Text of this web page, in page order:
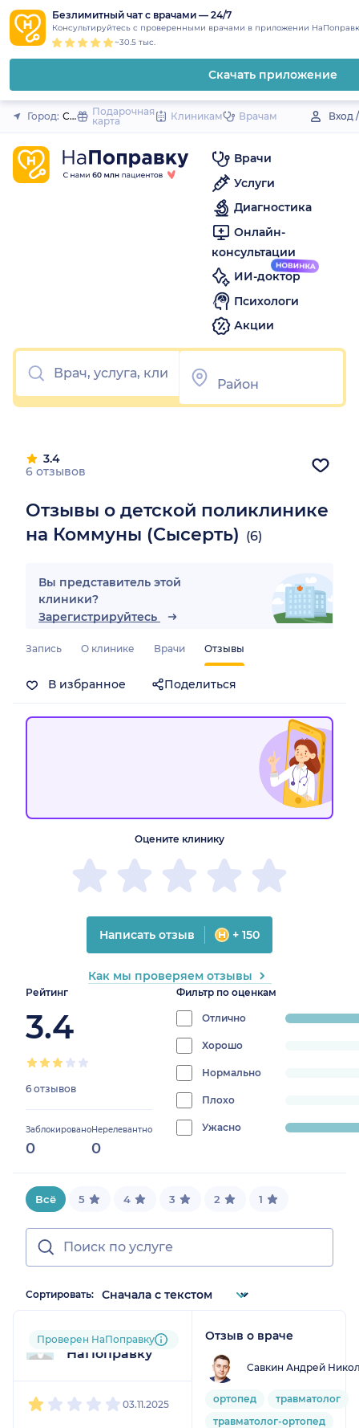
content
Безлимитный чат с врачами — 24/7
Консультируйтесь с проверенными врачами в приложении
~30.5 тыс.
Скачать приложение
Закрыть
Город: СысертьПодарочная
карта
Клиникам Врачам Вход
Врачи
Услуги
Диагностика
Онлайн-
консультации
ИИ-доктор
Психологи
Акции
Отзывы о детской поликлинике
на Коммуны (Сысерть) (6)
3.4
6 отзывов
Вы представитель этой
клиники?
Зарегистрируйтесь
Запись О клинике Врачи Отзывы
В избранное Поделиться
Рейтинг
3.4
6 отзывов
Заблокировано
0
Нерелевантно
0
Фильтр по оценкам
Отлично
progress:
50%
Хорошо
0%
Нормально
0%
Плохо
0%
Ужасно
progress:
Оцените клинику
Написать отзыв + 150
Как мы проверяем отзывы
Всё 5 4 3 2 1
Сортировать:
Пользователь
НаПоправку
Проверен НаПоправку
03.11.2025
Отзыв о враче
Савкин Андрей
ортопед
травматолог
травматолог-ортопед